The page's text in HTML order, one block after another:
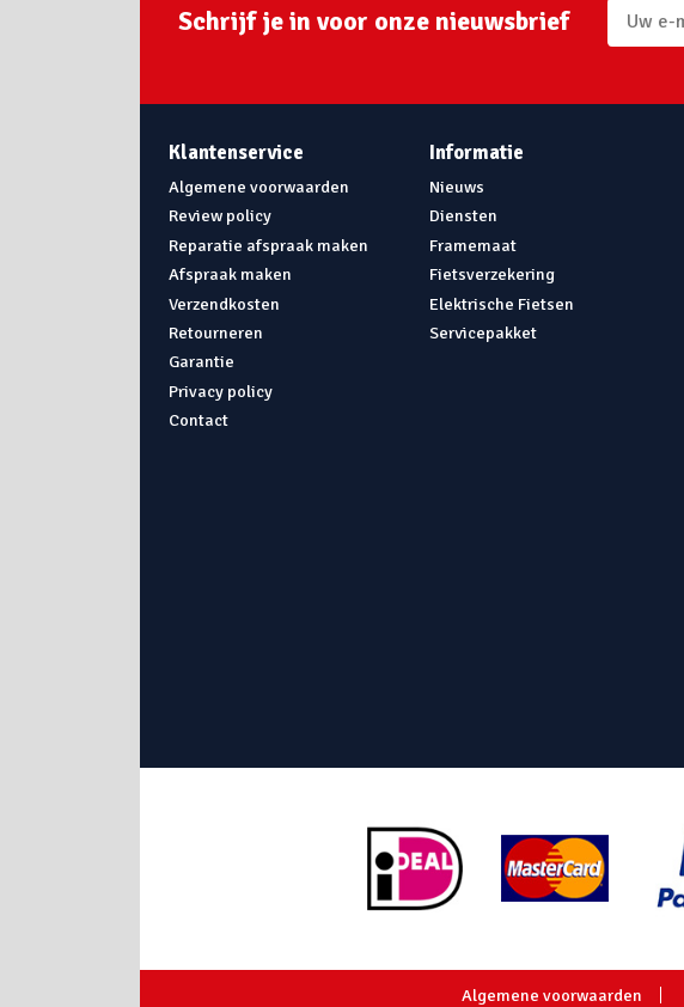
Schrijf je in voor onze nieuwsbrief
Klantenservice
Algemene voorwaarden
Review policy
Reparatie afspraak maken
Afspraak maken
Verzendkosten
Retourneren
Garantie
Privacy policy
Contact
Informatie
Nieuws
Diensten
Framemaat
Fietsverzekering
Elektrische Fietsen
Servicepakket
Algemene voorwaarden